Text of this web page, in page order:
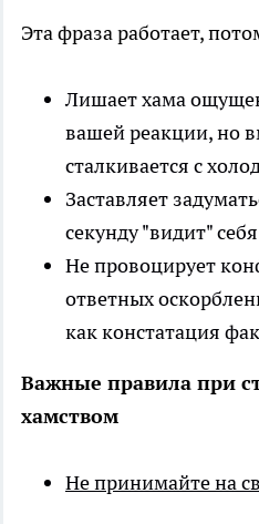
Эта фраза работает,
Лишает хама
вашей реакции, но
сталкивается с
Заставляет
секунду "видит"
Не провоцирует
ответных
как констатация
Важные правила при
хамством
Не принимайте на